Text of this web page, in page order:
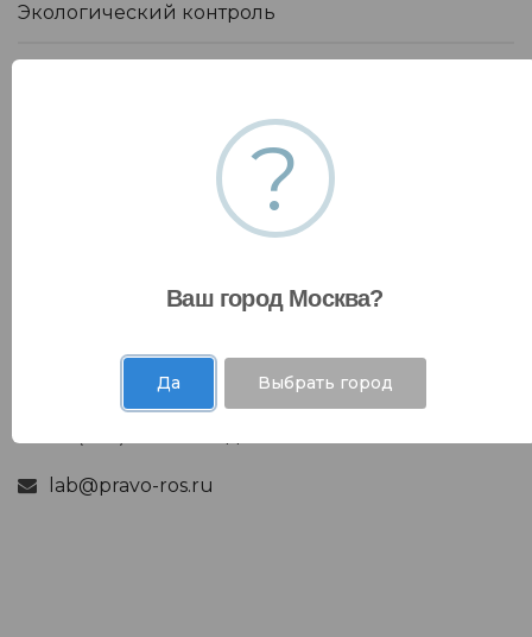
Экологический контроль
Разработка паспортов
Еськина Наталья Васильевна
lab@pravo-ros.ru
?
Ваш город Москва?
Да Выбрать город